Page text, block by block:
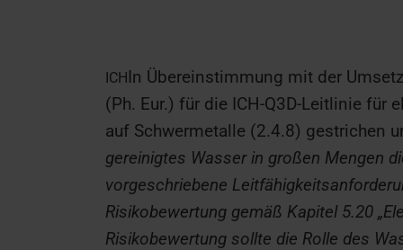
ICH In Übereinstimmung mit der
(Ph. Eur.) für die ICH-Q3D-Leitlinie für
auf Schwermetalle (2.4.8) gestrichen
gereinigtes Wasser in großen Mengen
vorgeschriebene
Risikobewertung gemäß Kapitel 5.20
Risikobewertung sollte die Rolle des